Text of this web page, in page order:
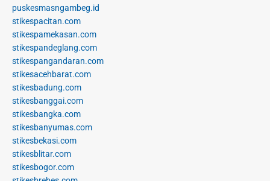
puskesmasngambeg.id
stikespacitan.com
stikespamekasan.com
stikespandeglang.com
stikespangandaran.com
stikesacehbarat.com
stikesbadung.com
stikesbanggai.com
stikesbangka.com
stikesbanyumas.com
stikesbekasi.com
stikesblitar.com
stikesbogor.com